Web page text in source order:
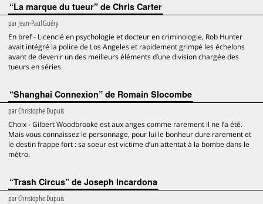
“La marque du tueur” de Chris Carter
parJean-Paul Guéry
En bref - Licencié en psychologie et docteur en criminologie, Rob Hunter
avait intégré la police de Los Angeles et rapidement grimpé les échelons
avant de devenir un des meilleurs éléments d’une division chargée des
tueurs en séries.
“Shanghai Connexion” de Romain Slocombe
parChristophe Dupuis
Choix - Gilbert Woodbrooke est aux anges comme rarement il ne l’a été.
Mais vous connaissez le personnage, pour lui le bonheur dure rarement et
le destin frappe fort : sa soeur est victime d’un attentat à la bombe dans le
métro.
“Trash Circus” de Joseph Incardona
parChristophe Dupuis